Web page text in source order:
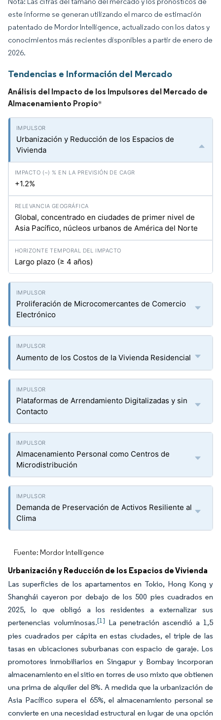
este informe se generan utilizando el marco de estimación
patentado de Mordor Intelligence, actualizado con los datos y
conocimientos más recientes disponibles a partir de enero de
2026.
Tendencias e Información del Mercado
Análisis del Impacto de los Impulsores del Mercado de
Almacenamiento Propio*
Urbanización y Reducción de los Espacios de
Vivienda
+1.2%
Global, concentrado en ciudades de primer nivel de
Asia Pacífico, núcleos urbanos de América del Norte
Largo plazo (≥ 4 años)
Proliferación de Microcomercantes de Comercio
Electrónico
Aumento de los Costos de la Vivienda Residencial
Plataformas de Arrendamiento Digitalizadas y sin
Contacto
Almacenamiento Personal como Centros de
Microdistribución
Demanda de Preservación de Activos Resiliente al
Clima
Fuente: Mordor Intelligence
Urbanización y Reducción de los Espacios de Vivienda
Las superficies de los apartamentos en Tokio, Hong Kong y
Shanghái cayeron por debajo de los 500 pies cuadrados en
2025, lo que obligó a los residentes a externalizar sus
pertenencias voluminosas.[1] La penetración ascendió a 1,5
pies cuadrados per cápita en estas ciudades, el triple de las
tasas en ubicaciones suburbanas con espacio de garaje. Los
promotores inmobiliarios en Singapur y Bombay incorporan
almacenamiento en el sitio en torres de uso mixto que obtienen
una prima de alquiler del 8%. A medida que la urbanización de
Asia Pacífico supera el 65%, el almacenamiento personal se
convierte en una necesidad estructural en lugar de una opción